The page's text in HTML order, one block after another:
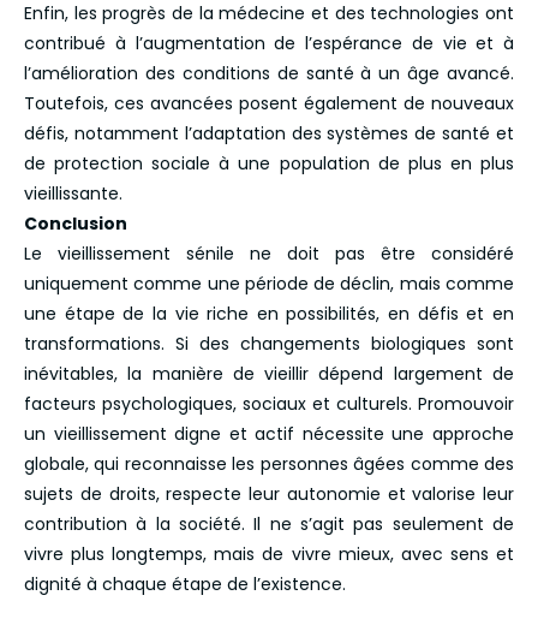
Enfin, les progrès de la médecine et des technologies ont
contribué à l’augmentation de l’espérance de vie et à
l’amélioration des conditions de santé à un âge avancé.
Toutefois, ces avancées posent également de nouveaux
défis, notamment l’adaptation des systèmes de santé et
de protection sociale à une population de plus en plus
vieillissante.
Conclusion
Le vieillissement sénile ne doit pas être considéré
uniquement comme une période de déclin, mais comme
une étape de la vie riche en possibilités, en défis et en
transformations. Si des changements biologiques sont
inévitables, la manière de vieillir dépend largement de
facteurs psychologiques, sociaux et culturels. Promouvoir
un vieillissement digne et actif nécessite une approche
globale, qui reconnaisse les personnes âgées comme des
sujets de droits, respecte leur autonomie et valorise leur
contribution à la société. Il ne s’agit pas seulement de
vivre plus longtemps, mais de vivre mieux, avec sens et
dignité à chaque étape de l’existence.